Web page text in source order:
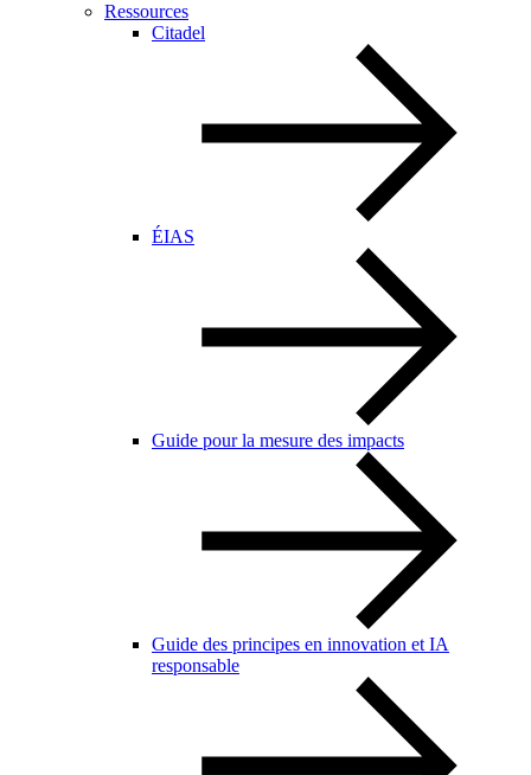
Ressources
Citadel
ÉIAS
Guide pour la mesure des impacts
Guide des principes en innovation et IA
responsable